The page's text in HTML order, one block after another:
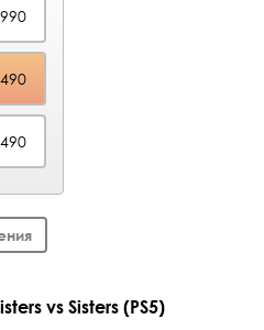
vs Sisters (PS5)